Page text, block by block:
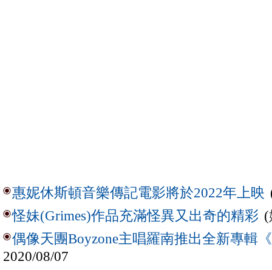
惠妮休斯頓音樂傳記電影將於2022年上映
怪妹(Grimes)作品充滿怪異又出奇的精彩 (
偶像天團Boyzone主唱羅南推出全新專輯
2020/08/07